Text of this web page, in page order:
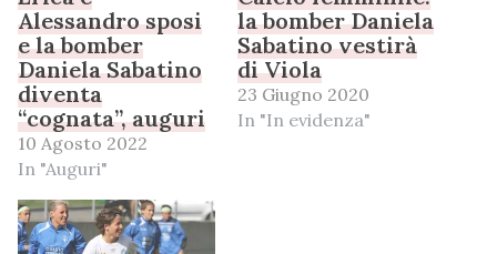
Alessandro sposi
e la bomber
Daniela Sabatino
diventa
“cognata”, auguri
10 Agosto 2022
In "Auguri"
la bomber Daniela
Sabatino vestirà
di Viola
23 Giugno 2020
In "In evidenza"